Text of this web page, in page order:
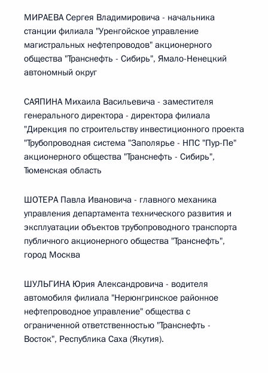
МИРАЕВА Сергея Владимировича - начальника
станции филиала "Уренгойское управление
магистральных нефтепроводов" акционерного
общества "Транснефть - Сибирь", Ямало-Ненецкий
автономный округ
САЯПИНА Михаила Васильевича - заместителя
генерального директора - директора филиала
"Дирекция по строительству инвестиционного проекта
"Трубопроводная система "Заполярье - НПС "Пур-Пе"
акционерного общества "Транснефть - Сибирь",
Тюменская область
ШОТЕРА Павла Ивановича - главного механика
управления департамента технического развития и
эксплуатации объектов трубопроводного транспорта
публичного акционерного общества "Транснефть",
город Москва
ШУЛЬГИНА Юрия Александровича - водителя
автомобиля филиала "Нерюнгринское районное
нефтепроводное управление" общества с
ограниченной ответственностью "Транснефть -
Восток", Республика Саха (Якутия).